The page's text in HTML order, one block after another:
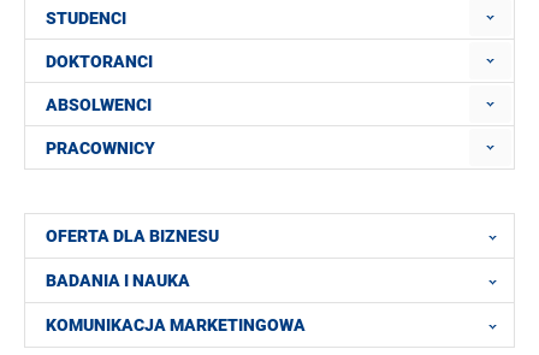
STUDENCI
DOKTORANCI
ABSOLWENCI
PRACOWNICY
OFERTA DLA BIZNESU
BADANIA I NAUKA
KOMUNIKACJA MARKETINGOWA